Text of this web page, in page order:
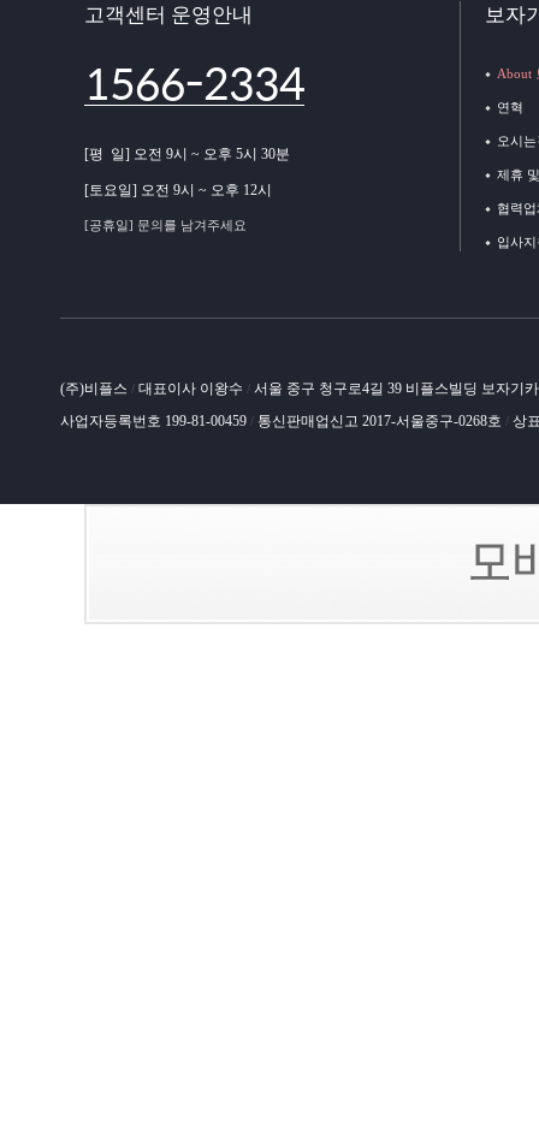
고객센터 운영안내
1566-2334
[평 일] 오전 9시 ~ 오후 5시 30분
[토요일] 오전 9시 ~ 오후 12시
[공휴일] 문의를 남겨주세요
보자
About
연혁
오시
제휴
협력
입사
(주)비플스 / 대표이사 이왕수 / 서울 중구 청구로4길 39 비플스빌딩 보자기
사업자등록번호 199-81-00459 / 통신판매업신고 2017-서울중구-0268호 / 상